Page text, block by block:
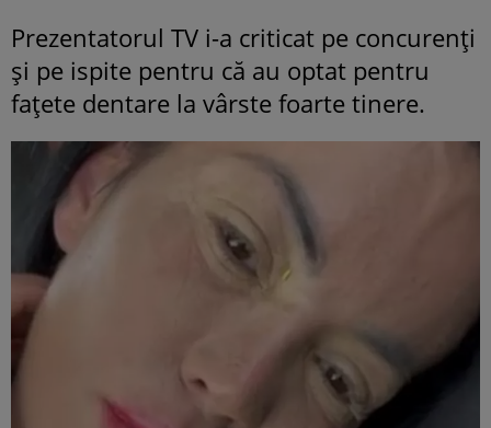
Prezentatorul TV i-a criticat pe concurenți
și pe ispite pentru că au optat pentru
fațete dentare la vârste foarte tinere.